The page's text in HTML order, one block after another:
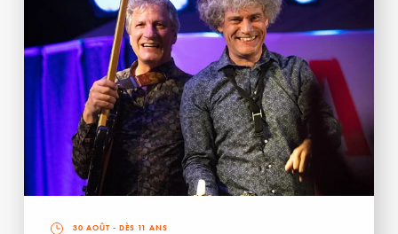
30 AOÛT - DÈS 11 ANS